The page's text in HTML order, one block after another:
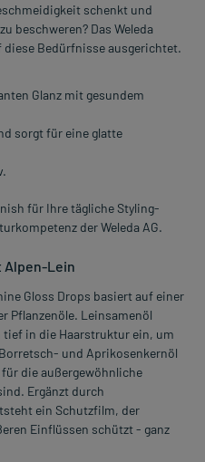
schenkt und
beschweren? Das Weleda
diese Bedürfnisse ausgerichtet.
Glanz mit gesundem
sorgt für eine glatte
für Ihre tägliche Styling-
der Weleda AG.
Alpen-Lein
Gloss Drops basiert auf einer
Pflanzenöle. Leinsamenöl
in die Haarstruktur ein, um
und Aprikosenkernöl
die außergewöhnliche
Ergänzt durch
ein Schutzfilm, der
Einflüssen schützt - ganz